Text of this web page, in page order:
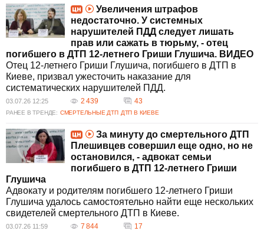
Увеличения штрафов
недостаточно. У системных
нарушителей ПДД следует лишать
прав или сажать в тюрьму, - отец
погибшего в ДТП 12-летнего Гриши Глушича. ВИДЕО
Отец 12-летнего Гриши Глушича, погибшего в ДТП в
Киеве, призвал ужесточить наказание для
систематических нарушителей ПДД.
03.07.26 12:25 2 439 43
РАНЕЕ В ТРЕНДЕ: СМЕРТЕЛЬНЫЕ ДТП ДТП В КИЕВЕ
За минуту до смертельного ДТП
Плешивцев совершил еще одно, но не
остановился, - адвокат семьи
погибшего в ДТП 12-летнего Гриши
Глушича
Адвокату и родителям погибшего 12-летнего Гриши
Глушича удалось самостоятельно найти еще нескольких
свидетелей смертельного ДТП в Киеве.
03.07.26 11:59 7 844 17